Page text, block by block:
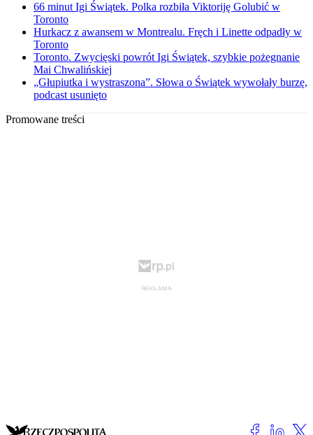
66 minut Igi Świątek. Polka rozbiła Viktoriję Golubić w
Toronto
Hurkacz z awansem w Montrealu. Fręch i Linette odpadły w
Toronto
Toronto. Zwycięski powrót Igi Świątek, szybkie pożegnanie
Mai Chwalińskiej
„Głupiutka i wystraszona”. Słowa o Świątek wywołały burzę,
podcast usunięto
Promowane treści